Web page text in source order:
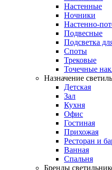
Настенные
Ночники
Настенно-
Подвесные
Подсветка
Споты
Трековые
Точечные
Назначение
Детская
Зал
Кухня
Офис
Гостиная
Прихожая
Ресторан и
Ванная
Спальня
Бренды